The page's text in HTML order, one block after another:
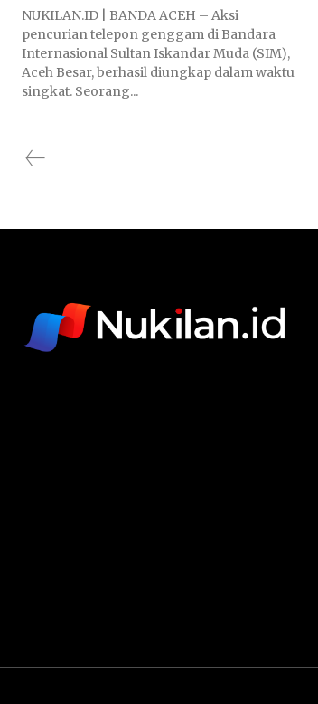
NUKILAN.ID | BANDA ACEH – Aksi
pencurian telepon genggam di Bandara
Internasional Sultan Iskandar Muda (SIM),
Aceh Besar, berhasil diungkap dalam waktu
singkat. Seorang...